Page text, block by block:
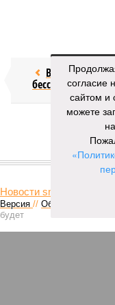
Возраст
бессмертия
Новости smi2.ru
Версия // Общество
Мы
будет
согласие
сайтом и
можете